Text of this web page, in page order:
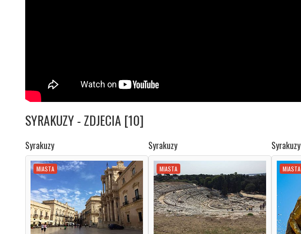
SYRAKUZY - ZDJECIA [10]
Syrakuzy
MIASTA
Syrakuzy
MIASTA
Syrakuzy
MIASTA